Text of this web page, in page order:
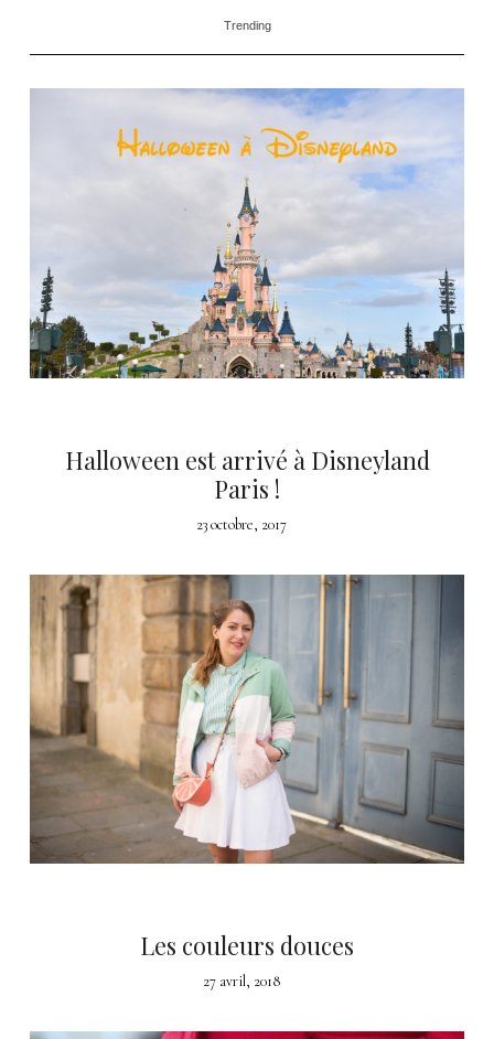
Trending
Halloween est arrivé à Disneyland
Paris !
23 octobre, 2017
Les couleurs douces
27 avril, 2018